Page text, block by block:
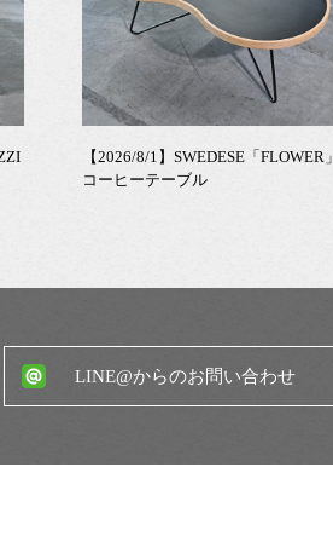
【2026/8/1】SWEDESE「FLOWER」
コーヒーテーブル
LINE@からのお問い合わせ